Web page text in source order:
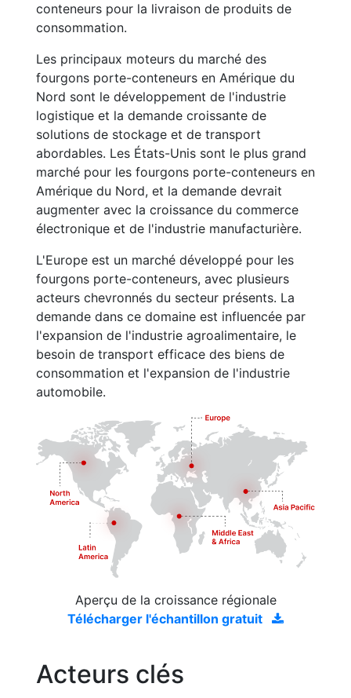
conteneurs pour la livraison de produits de
consommation.
Les principaux moteurs du marché des
fourgons porte-conteneurs en Amérique du
Nord sont le développement de l'industrie
logistique et la demande croissante de
solutions de stockage et de transport
abordables. Les États-Unis sont le plus grand
marché pour les fourgons porte-conteneurs en
Amérique du Nord, et la demande devrait
augmenter avec la croissance du commerce
électronique et de l'industrie manufacturière.
L'Europe est un marché développé pour les
fourgons porte-conteneurs, avec plusieurs
acteurs chevronnés du secteur présents. La
demande dans ce domaine est influencée par
l'expansion de l'industrie agroalimentaire, le
besoin de transport efficace des biens de
consommation et l'expansion de l'industrie
automobile.
Aperçu de la croissance régionale
Télécharger l'échantillon gratuit
Acteurs clés